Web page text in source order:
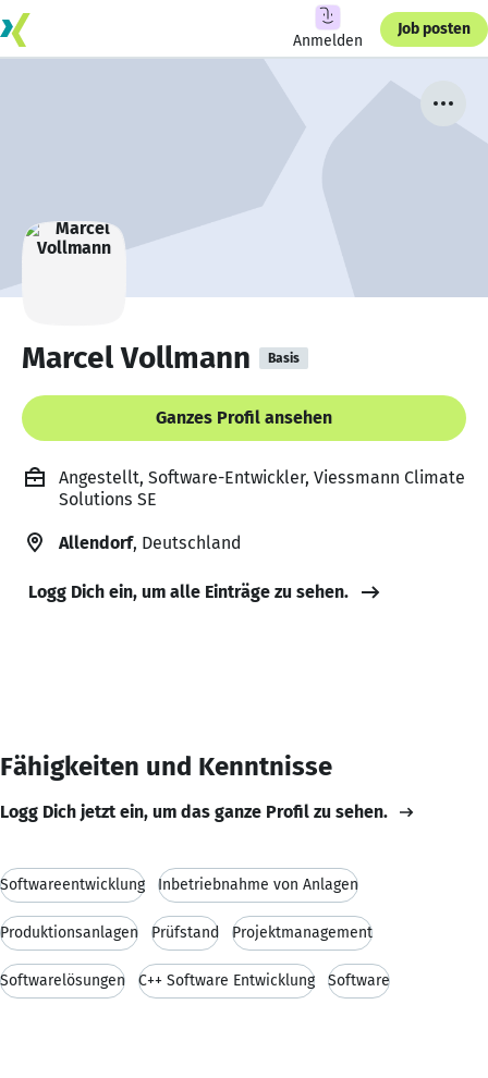
Anmelden
Job posten
Marcel Vollmann Basis
Ganzes Profil ansehen
Angestellt, Software-Entwickler, Viessmann Climate
Solutions SE
Allendorf, Deutschland
Logg Dich ein, um alle Einträge zu sehen.
Fähigkeiten und Kenntnisse
Logg Dich jetzt ein, um das ganze Profil zu sehen.
Softwareentwicklung Inbetriebnahme von Anlagen
Produktionsanlagen Prüfstand Projektmanagement
Softwarelösungen C++ Software Entwicklung Software